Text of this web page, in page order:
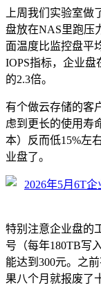
上周我们实验室
盘放在NAS里跑压
面温度比监控盘平
IOPS指标，企业
的2.3倍。
有个做云存储的客
虑到更长的使用寿
本）反而低15%左
业盘了。
特别注意企业盘的
号（每年180TB写
能达到300元。之
果八个月就报废了